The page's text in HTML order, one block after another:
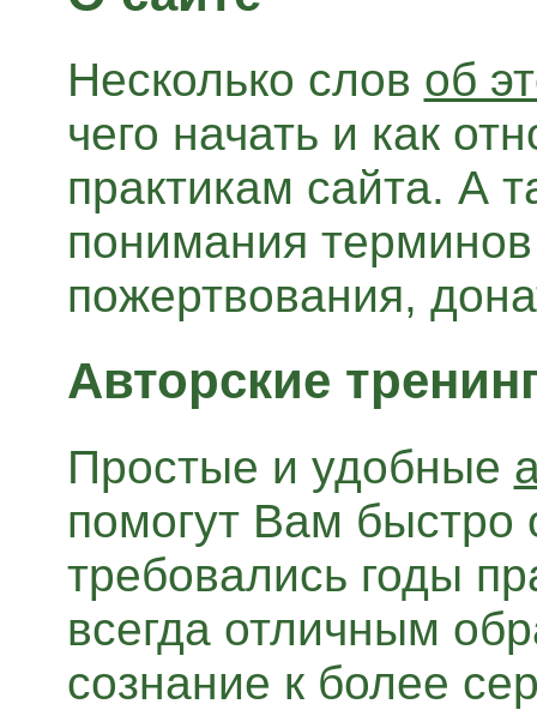
Несколько слов об
чего начать и как
практикам сайта. А
понимания
пожертвования,
Авторские
Простые и удобные
помогут Вам быстро
требовались годы
всегда отличным
сознание к более